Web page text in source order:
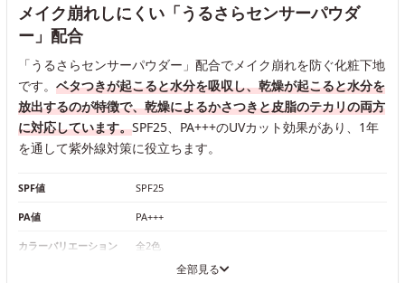
メイク崩れしにくい「うるさらセンサーパウダ
ー」配合
「うるさらセンサーパウダー」配合でメイク崩れを防ぐ化粧下地
です。 ベタつきが起こると水分を吸収し、乾燥が起こると水分を
放出するのが特徴で、乾燥によるかさつきと皮脂のテカリの両方
に対応しています。SPF25、PA+++のUVカット効果があり、1年
を通して紫外線対策に役立ちます。
SPF値 SPF25
PA値 PA+++
カラーバリエーション 全2色
全部見る